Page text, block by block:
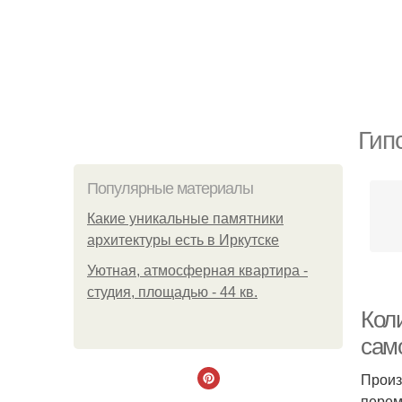
Популярные материалы
Какие уникальные памятники
архитектуры есть в Иркутске
Уютная, атмосферная квартира -
студия, площадью - 44 кв.